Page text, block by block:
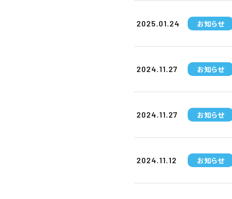
2025.01.24 お知らせ
2024.11.27 お知らせ
2024.11.27 お知らせ
2024.11.12 お知らせ